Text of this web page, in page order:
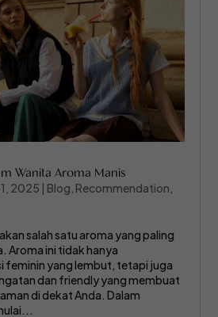
Wanita Aroma Manis
2025 | Blog Recommendation
salah satu aroma yang paling
Aroma ini tidak hanya
feminin yang lembut, tetapi juga
dan friendly yang membuat
di dekat Anda. Dalam